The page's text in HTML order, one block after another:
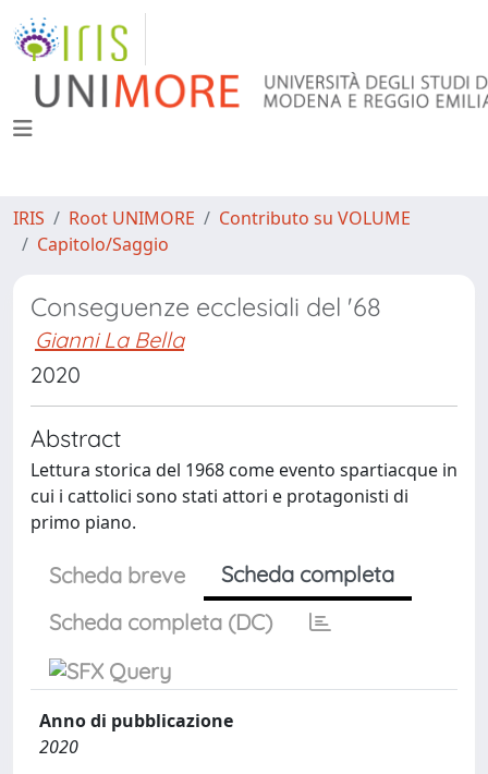
IRIS Root UNIMORE
Contributo su VOLUME
Capitolo/Saggio
Conseguenze ecclesiali del '68
Gianni La Bella
2020
Abstract
Lettura storica del 1968 come evento spartiacque in
cui i cattolici sono stati attori e protagonisti di
primo piano.
Scheda breve
Scheda completa
Scheda completa (DC)
Anno di pubblicazione
2020